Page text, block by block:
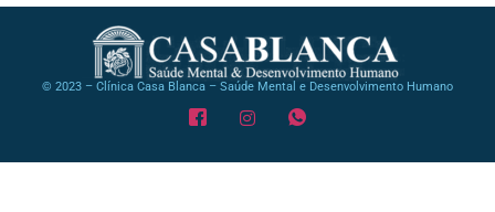
© 2023 – Clínica Casa Blanca – Saúde Mental e Desenvolvimento Humano